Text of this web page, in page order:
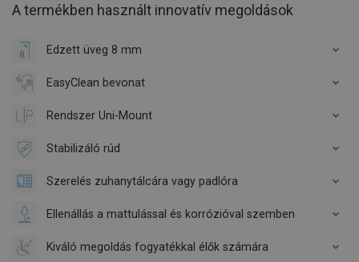
A termékben használt innovatív megoldások
Edzett üveg 8 mm
EasyClean bevonat
Rendszer Uni-Mount
Stabilizáló rúd
Szerelés zuhanytálcára vagy padlóra
Ellenállás a mattulással és korrózióval szemben
Kiváló megoldás fogyatékkal élők számára